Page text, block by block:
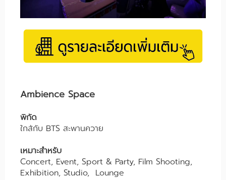
Ambience Space
พิกัด
ใกล้กับ BTS สะพานควาย
เหมาะสำหรับ
Concert, Event, Sport & Party, Film Shooting,
Exhibition, Studio, Lounge